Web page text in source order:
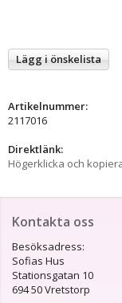
Lägg i önskelista
Artikelnummer:
2117016
Direktlänk:
Högerklicka och
Kontakta oss
Besöksadress:
Sofias Hus
Stationsgatan 10
694 50 Vretstorp